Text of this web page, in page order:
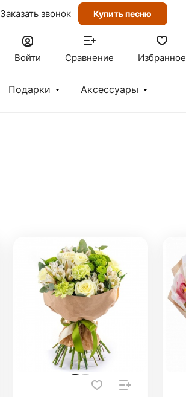
Заказать звонок Купить песню
Войти Сравнение Избранное
Подарки Аксессуары